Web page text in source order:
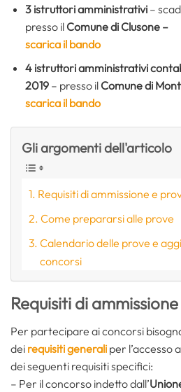
3 istruttori amministrativi–
presso il Comune di Clusone –
scarica il bando
4 istruttori amministrativi
2019 – presso ilComune di
scarica il bando
Gli argomenti dell'articolo
Requisiti di ammissione e
Come prepararsi alle prove
Calendario delle prove e
concorsi
Requisiti di
Per partecipare ai concorsi
dei requisiti generali per l’accesso
dei seguenti requisiti specifici:
– Per il concorso indetto dall’